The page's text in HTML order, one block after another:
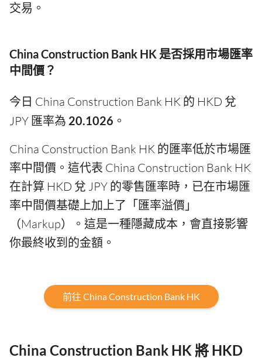
交易。
China Construction Bank HK 是否採用市場匯率
中間價？
今日 China Construction Bank HK 的 HKD 兌
JPY 匯率為 20.1026 。
China Construction Bank HK 的匯率低於市場匯
率中間價。這代表 China Construction Bank HK
在計算 HKD 兌 JPY 的零售匯率時，已在市場匯
率中間價基礎上加上了「匯率溢價」
（Markup）。這是一種隱藏成本，會直接影響
你最終收到的金額。
前往 China Construction Bank HK
China Construction Bank HK 將 HKD